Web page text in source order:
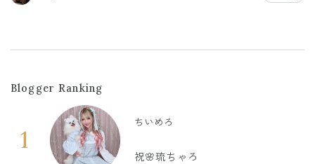
Blogger Ranking
1
ちいめろ
祝🌸琉ちゃろ